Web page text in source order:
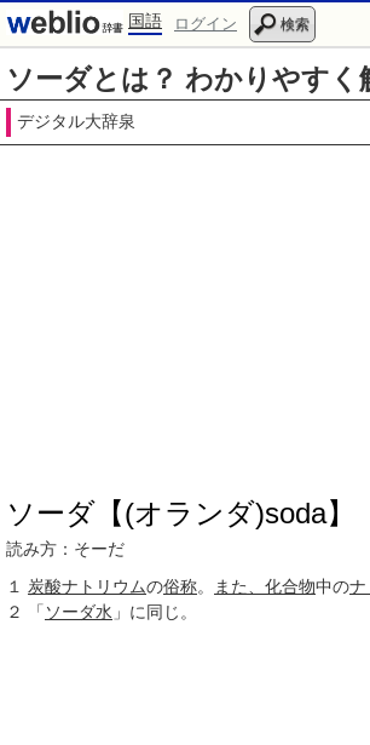
国語 ログイン 検索
ソーダとは？ わかりやすく
デジタル大辞泉
ソーダ【(オランダ)soda】
読み方：そーだ
１
炭酸ナトリウムの俗称。 また、 化合物中のナ
２
「 ソーダ水 」に同じ。